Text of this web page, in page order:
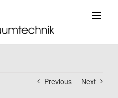
Previous Next